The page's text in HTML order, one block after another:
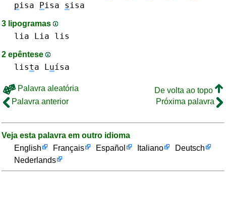
pisa Pisa sisa
3 lipogramas
lia Lia lis
2 epêntese
lista Luísa
Palavra aleatória
De volta ao topo
Palavra anterior
Próxima palavra
Veja esta palavra em outro idioma
English
Français Español Italiano
Deutsch
Nederlands